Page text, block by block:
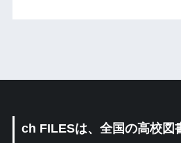
ch FILESは、全国の高校図